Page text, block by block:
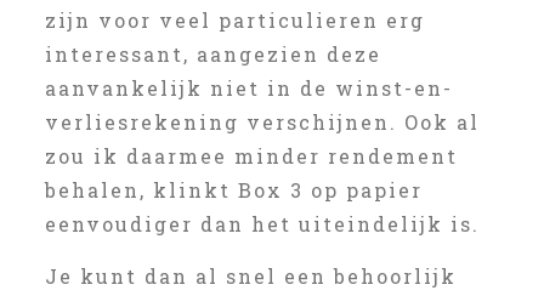
zijn voor veel particulieren erg
interessant, aangezien deze
aanvankelijk niet in de winst-en-
verliesrekening verschijnen. Ook al
zou ik daarmee minder rendement
behalen, klinkt Box 3 op papier
eenvoudiger dan het uiteindelijk is.
Je kunt dan al snel een behoorlijk